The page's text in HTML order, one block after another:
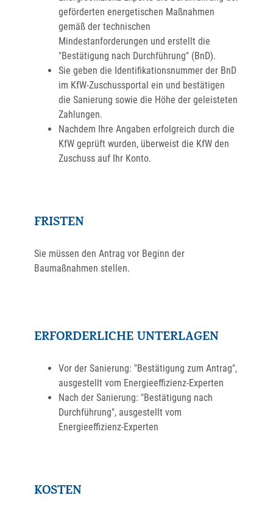
geförderten energetischen Maßnahmen
gemäß der technischen
Mindestanforderungen und erstellt die
"Bestätigung nach Durchführung" (BnD).
Sie geben die Identifikationsnummer der BnD
im KfW-Zuschussportal ein und bestätigen
die Sanierung sowie die Höhe der geleisteten
Zahlungen.
Nachdem Ihre Angaben erfolgreich durch die
KfW geprüft wurden, überweist die KfW den
Zuschuss auf Ihr Konto.
FRISTEN
Sie müssen den Antrag vor Beginn der
Baumaßnahmen stellen.
ERFORDERLICHE UNTERLAGEN
Vor der Sanierung: "Bestätigung zum Antrag",
ausgestellt vom Energieeffizienz-Experten
Nach der Sanierung: "Bestätigung nach
Durchführung", ausgestellt vom
Energieeffizienz-Experten
KOSTEN